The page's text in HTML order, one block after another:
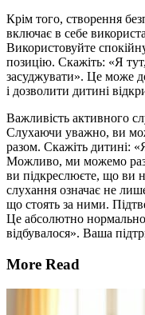
Крім того, створення
включає в себе
Використовуйте
позицію. Скажіть: «Я
засуджувати». Це може
і дозволити дитині
Важливість активного
Слухаючи уважно, ви
разом. Скажіть дитині:
Можливо, ми можемо
ви підкреслюєте, що ви
слухання означає не
що стоять за ними.
Це абсолютно
відбувалося». Ваша
More Read